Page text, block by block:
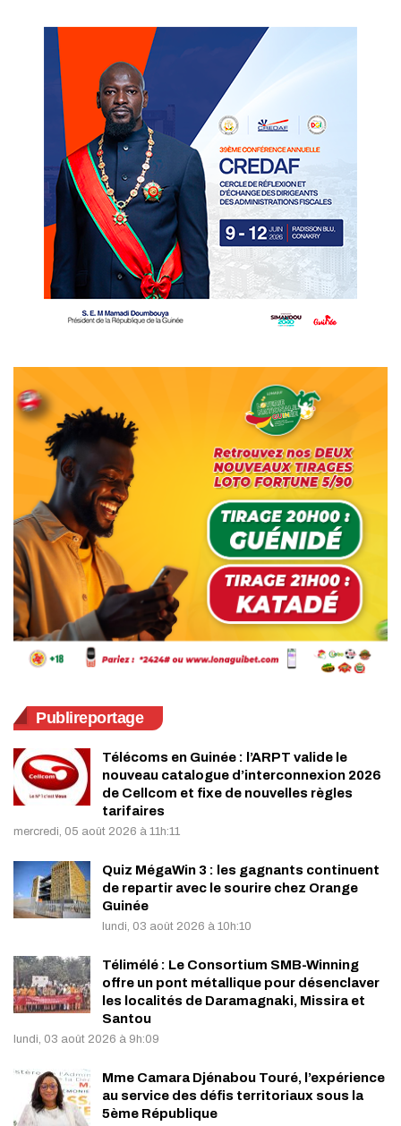
Publireportage
Télécoms en Guinée : l’ARPT valide le
nouveau catalogue d’interconnexion 2026
de Cellcom et fixe de nouvelles règles
tarifaires
mercredi, 05 août 2026 à 11h:11
Quiz MégaWin 3 : les gagnants continuent
de repartir avec le sourire chez Orange
Guinée
lundi, 03 août 2026 à 10h:10
Télimélé : Le Consortium SMB-Winning
offre un pont métallique pour désenclaver
les localités de Daramagnaki, Missira et
Santou
lundi, 03 août 2026 à 9h:09
Mme Camara Djénabou Touré, l’expérience
au service des défis territoriaux sous la
5ème République